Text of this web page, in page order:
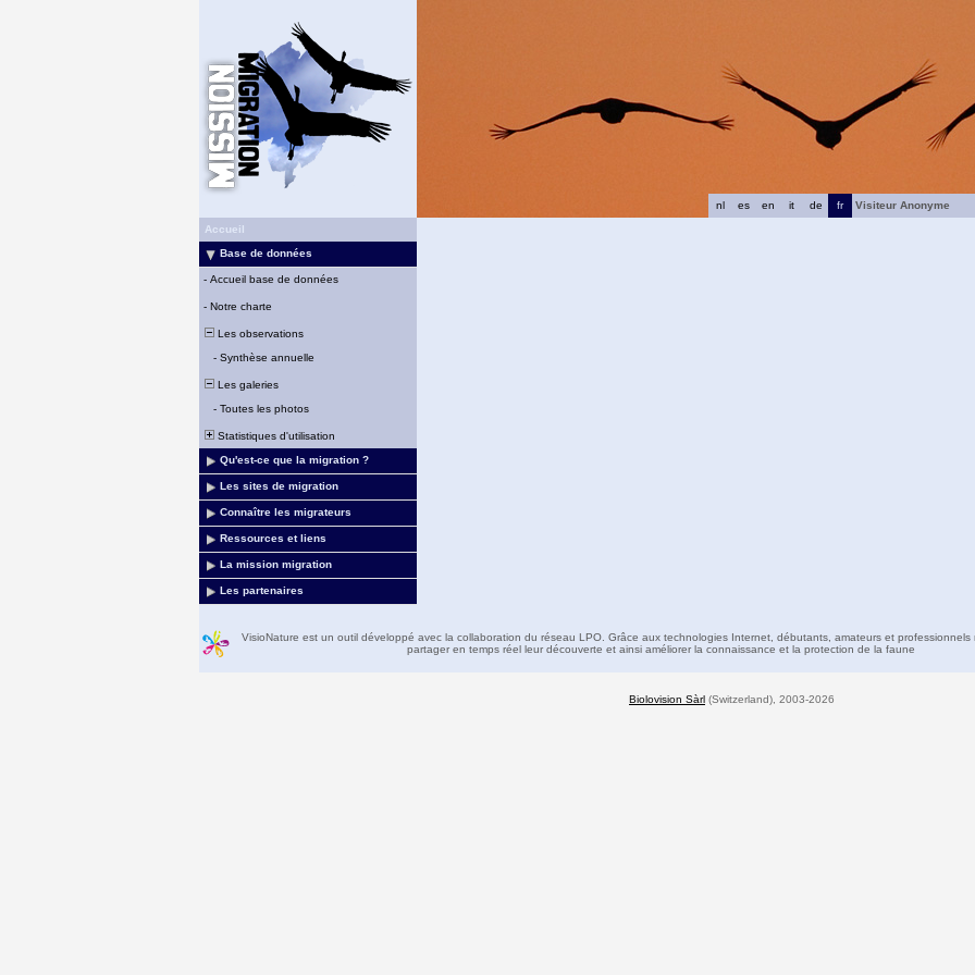
fr
de
it
en
es
nl
Visiteur Anonyme
Accueil
Base de données
- Accueil base de données
- Notre charte
Les observations
- Synthèse annuelle
Les galeries
- Toutes les photos
Statistiques d'utilisation
Qu'est-ce que la migration ?
Les sites de migration
Connaître les migrateurs
Ressources et liens
La mission migration
Les partenaires
VisioNature est un outil développé avec la collaboration du réseau LPO. Grâce aux technologies Internet, débutants, amateurs et professionnels
partager en temps réel leur découverte et ainsi améliorer la connaissance et la protection de la faune
Biolovision Sàrl (Switzerland), 2003-2026